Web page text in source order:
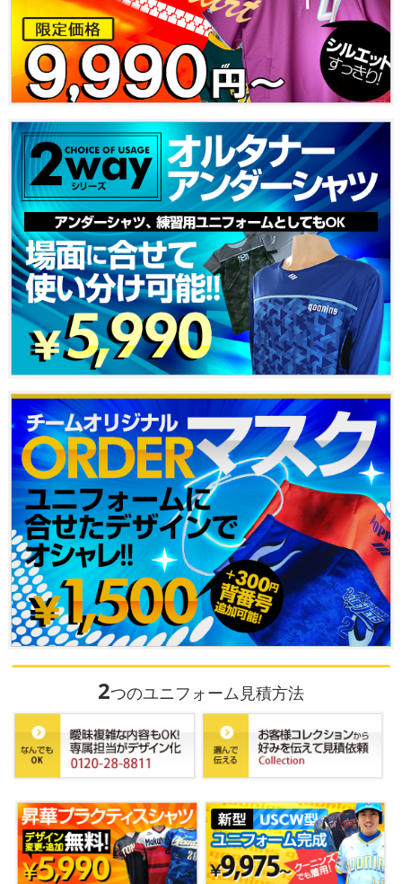
2つのユニフォーム見積方法